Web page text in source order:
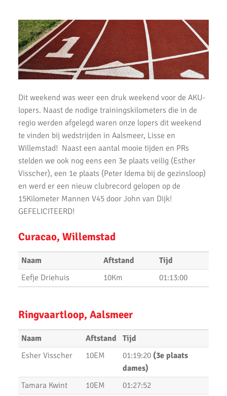
Wijnmarathon met AKU
Uitslagen Omloop van Noordwijkerhout 2022
Uitslagen Uithoorns Mooiste 2022
Uitslagen Weekend 09 April 2022
Uitslagen Weekend 2 April 2022
Uitslagen Weekend 27 Maart 2022
Uitslagen Weekend 20 Maart 2022
AKU lopers beginnen wedstrijden weer te vinden
Uitslagen 21 November 2021
Uitslagen 12 Minuten Test (Februari 2021)
Marathon van Uithoorn 2020
AKU 10K Tijdloop
AKU Kipchoge Challenge 2020
Uitslagen Bosdijkloop 2020
Dit weekend was weer een druk weekend voor de AKU-
lopers. Naast de nodige trainingskilometers die in de
regio werden afgelegd waren onze lopers dit weekend
te vinden bij wedstrijden in Aalsmeer, Lisse en
Willemstad! Naast een aantal mooie tijden en PRs
stelden we ook nog eens een 3e plaats veilig (Esther
Visscher), een 1e plaats (Peter Idema bij de gezinsloop)
en werd er een nieuw clubrecord gelopen op de
15Kilometer Mannen V45 door John van Dijk!
GEFELICITEERD!
Curacao, Willemstad
Naam Aftstand
Tijd
Eefje Driehuis
10Km 01:13:00
Ringvaartloop, Aalsmeer
Naam Aftstand
Tijd
Esher Visscher
10EM 01:19:20 (3e plaats
dames)
Tamara Kwint
10EM
01:27:52